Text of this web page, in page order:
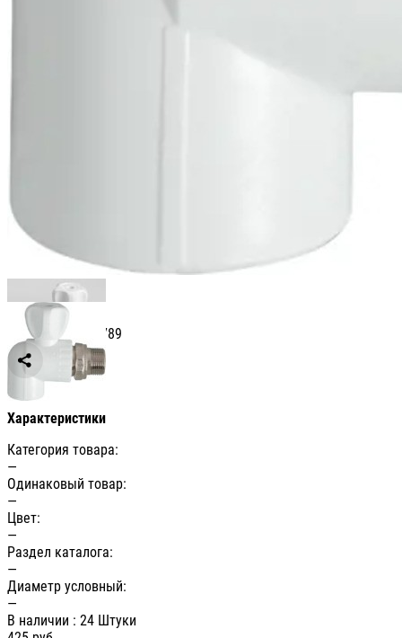
Артикул: СВ004789
Сравнить
Характеристики
Категория товара:
—
Одинаковый товар:
—
Цвет:
—
Раздел каталога:
—
Диаметр условный:
—
В наличии : 24 Штуки